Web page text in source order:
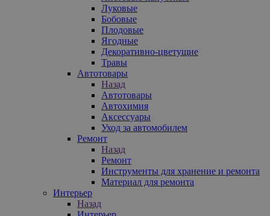
Луковые
Бобовые
Плодовые
Ягодные
Декоративно-цветущие
Травы
Автотовары
Назад
Автотовары
Автохимия
Аксессуары
Уход за автомобилем
Ремонт
Назад
Ремонт
Инструменты для хранение и ремонта
Материал для ремонта
Интерьер
Назад